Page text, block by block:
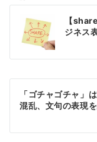
ビ
ン
【
ジネス
「ゴチャゴチャ」
混乱、文句の表現